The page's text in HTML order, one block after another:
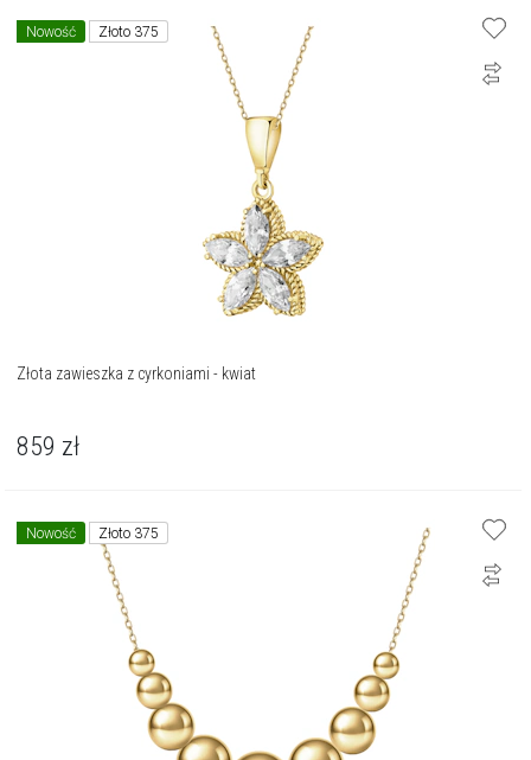
Nowość Złoto 375
Złota zawieszka z cyrkoniami - kwiat
859 zł
Nowość Złoto 375